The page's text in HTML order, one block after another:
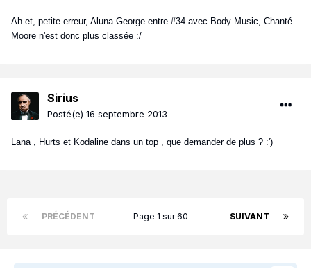
Ah et, petite erreur, Aluna George entre #34 avec Body Music, Chanté
Moore n'est donc plus classée :/
Sirius
Posté(e) 16 septembre 2013
Lana , Hurts et Kodaline dans un top , que demander de plus ? :')
PRÉCÉDENT SUIVANT
Page 1 sur 60